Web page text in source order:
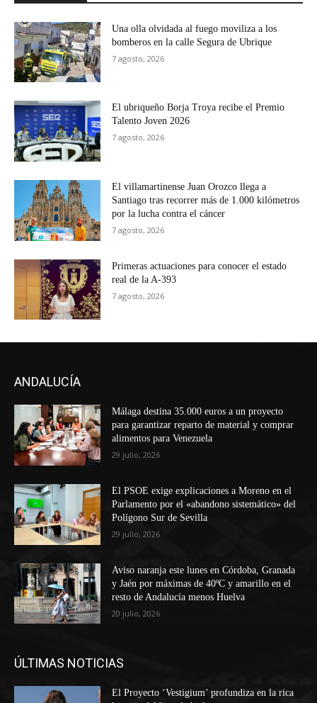
Una olla olvidada al fuego moviliza a los
bomberos en la calle Segura de Ubrique
7 agosto, 2026
El ubriqueño Borja Troya recibe el Premio
Talento Joven 2026
7 agosto, 2026
El villamartinense Juan Orozco llega a
Santiago tras recorrer más de 1.000 kilómetros
por la lucha contra el cáncer
7 agosto, 2026
Primeras actuaciones para conocer el estado
real de la A-393
7 agosto, 2026
ANDALUCÍA
Málaga destina 35.000 euros a un proyecto
para garantizar reparto de material y comprar
alimentos para Venezuela
29 julio, 2026
El PSOE exige explicaciones a Moreno en el
Parlamento por el «abandono sistemático» del
Polígono Sur de Sevilla
29 julio, 2026
Aviso naranja este lunes en Córdoba, Granada
y Jaén por máximas de 40ºC y amarillo en el
resto de Andalucía menos Huelva
20 julio, 2026
ÚLTIMAS NOTICIAS
El Proyecto ‘Vestigium’ profundiza en la rica